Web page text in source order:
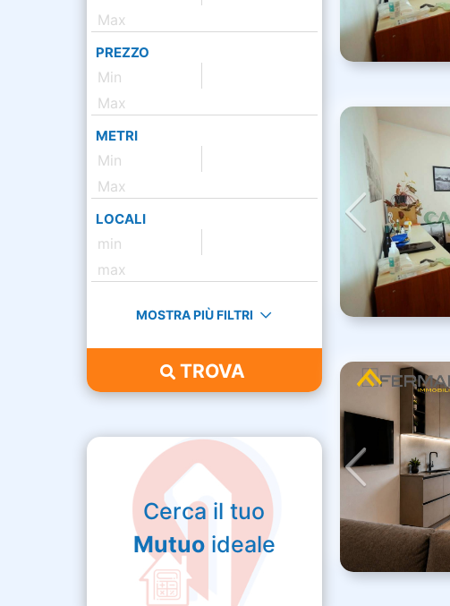
PREZZO
METRI
LOCALI
MOSTRA PIÙ FILTRI
TROVA
Cerca il tuo
Mutuoideale